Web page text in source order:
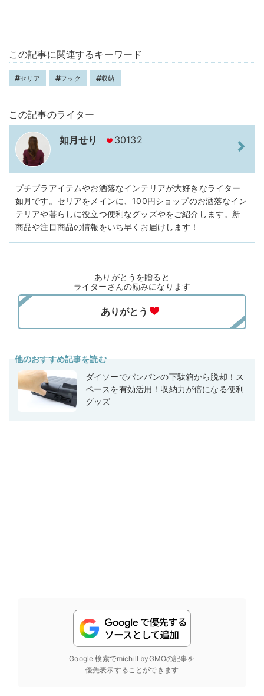
この記事に関連するキーワード
セリア フック 収納
この記事のライター
如月せり 30132
プチプラアイテムやお洒落なインテリアが大好きなライター
如月です。セリアをメインに、100円ショップのお洒落なイン
テリアや暮らしに役立つ便利なグッズやをご紹介します。新
商品や注目商品の情報をいち早くお届けします！
ありがとうを贈ると
ライターさんの励みになります
他のおすすめ記事を読む
ダイソーでパンパンの下駄箱から脱却！ス
ペースを有効活用！収納力が倍になる便利
グッズ
Google 検索でmichill byGMOの記事を
優先表示することができます